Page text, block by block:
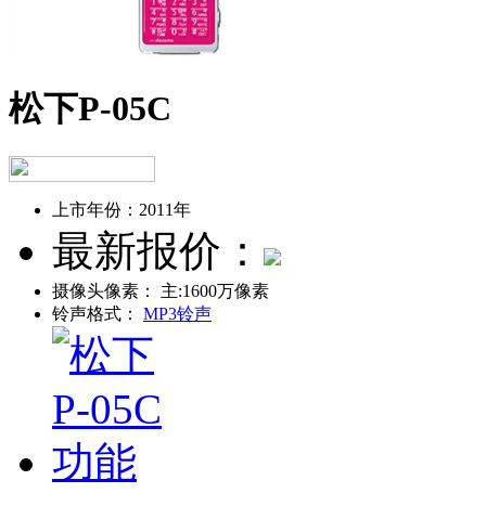
松下P-05C
上市年份： 2011年
最新报价：
摄像头像素：
主:1600万像素
铃声格式：
MP3铃声